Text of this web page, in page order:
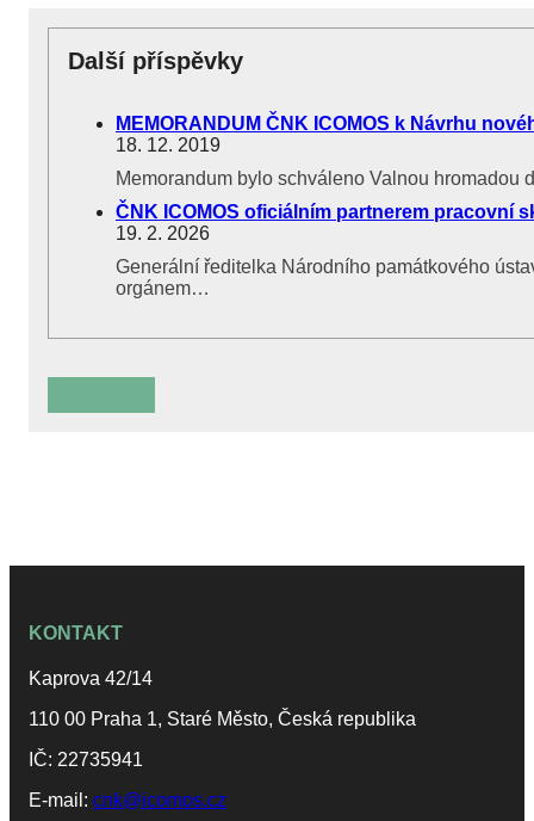
Další příspěvky
MEMORANDUM ČNK ICOMOS k Návrhu
18. 12. 2019
Memorandum bylo schváleno Valnou
ČNK ICOMOS oficiálním partnerem pracovní
19. 2. 2026
Generální ředitelka Národního památkového
orgánem…
KONTAKT
Kaprova 42/14
110 00 Praha 1, Staré Město, Česká republika
IČ: 22735941
E-mail: cnk@icomos.cz